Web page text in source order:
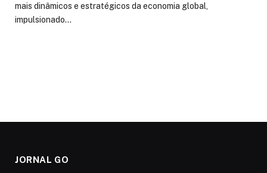
mais dinâmicos e estratégicos da economia global,
impulsionado…
JORNAL GO